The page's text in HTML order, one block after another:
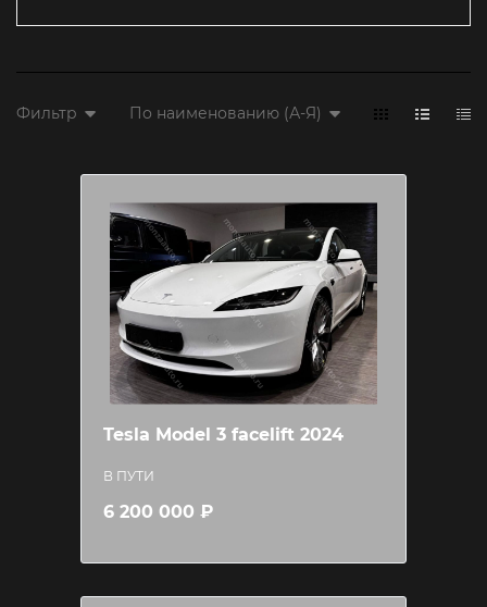
Фильтр По наименованию (А-Я)
Tesla Model 3 facelift 2024
В ПУТИ
6 200 000 ₽